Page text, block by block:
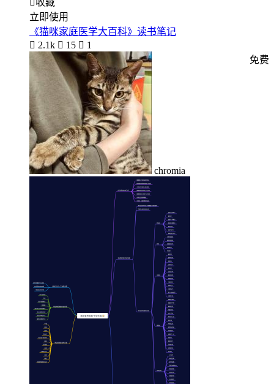
收藏
立即使用
《猫咪家庭医学大百科》读书笔记
 2.1k  15  1
chromia
免费